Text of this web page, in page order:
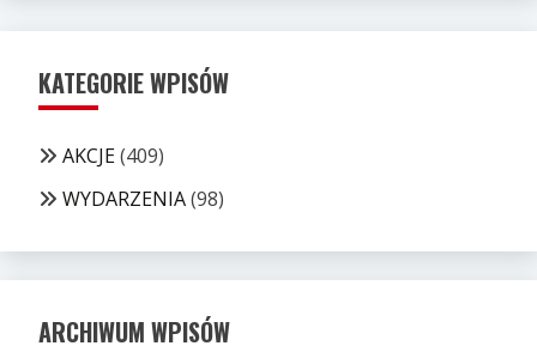
KATEGORIE WPISÓW
AKCJE(409)
WYDARZENIA(98)
ARCHIWUM WPISÓW